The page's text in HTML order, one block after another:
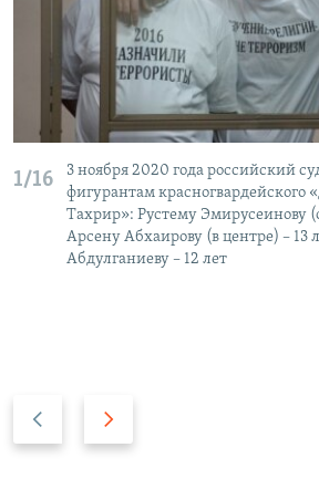
1/16
3 ноября 2020 года российский
фигурантам красногвардейского
Тахрир»: ​Рустему Эмирусеинову
Арсену Абхаирову (в центре) – 13
Абдулганиеву – 12 лет